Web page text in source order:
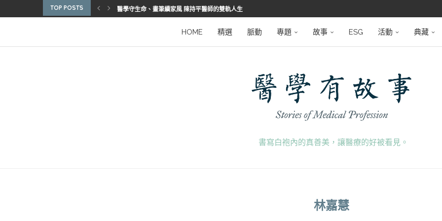
TOP POSTS 醫學守生命、畫筆續家風 陳持平醫師的雙軌人生
2025優秀護理人員表揚 看見疫後醫護堅韌
從臨床到國際舞台 江秉穎醫師的睡眠醫學之路
陳曾基院長：從紅榜少年到偏鄉醫院守望者
臺灣腦健康協會學術研討會 腦疾權威重磅登場
HOME 精選 脈動 專題 故事 ESG 活動 典藏
書寫白袍內的真善美，讓醫療的好被看見。
林嘉慧